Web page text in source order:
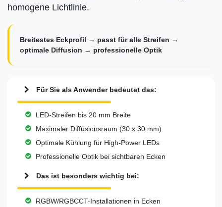
homogene Lichtlinie.
Breitestes Eckprofil → passt für alle Streifen →
optimale Diffusion → professionelle Optik
Für Sie als Anwender bedeutet das:
LED-Streifen bis 20 mm Breite
Maximaler Diffusionsraum (30 x 30 mm)
Optimale Kühlung für High-Power LEDs
Professionelle Optik bei sichtbaren Ecken
Das ist besonders wichtig bei:
RGBW/RGBCCT-Installationen in Ecken